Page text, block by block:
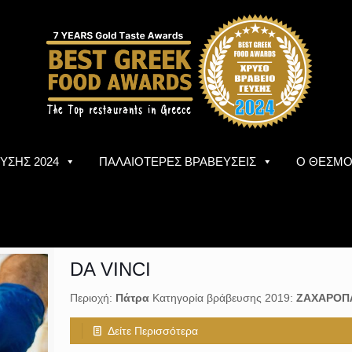
2024 ΠΑΛΑΙΟΤΕΡΕΣ ΒΡΑΒΕΥΣΕΙΣ Ο
DA VINCI
Περιοχή: ΠάτραΚατηγορία βράβευσης 2019:
Δείτε Περισσότερα